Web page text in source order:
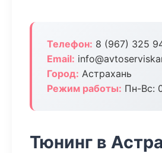
Телефон: 8 (967) 325
Email:
Город: Астрахань
Режим работы: Пн-Вс:
Тюнинг в